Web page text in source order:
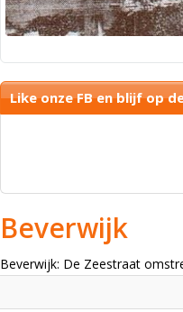
Like onze FB en blijf op
Beverwijk
Beverwijk: De Zeestraat